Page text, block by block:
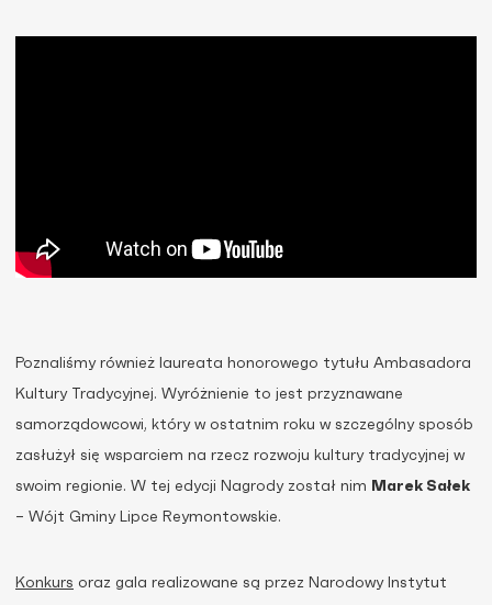
Poznaliśmy również laureata honorowego tytułu Ambasadora
Kultury Tradycyjnej. Wyróżnienie to jest przyznawane
samorządowcowi, który w ostatnim roku w szczególny sposób
zasłużył się wsparciem na rzecz rozwoju kultury tradycyjnej w
swoim regionie. W tej edycji Nagrody został nim Marek Sałek
– Wójt Gminy Lipce Reymontowskie.
Konkurs oraz gala realizowane są przez Narodowy Instytut